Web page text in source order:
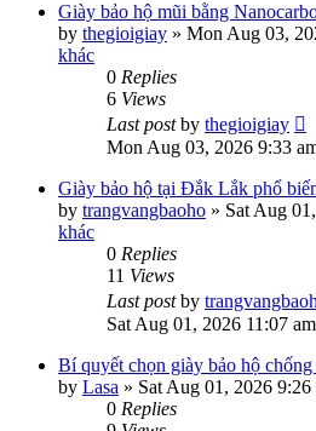
Giày bảo hộ mũi bằng
by thegioigiay » Mon Aug 03,
khác
0 Replies
6 Views
Last postby thegioigiay
Mon Aug 03, 2026 9:33
Giày bảo hộ tại Đắk Lắk phổ
by trangvangbaoho » Sat Aug
khác
0 Replies
11 Views
Last postby
Sat Aug 01, 2026 11:07 am
Bí quyết chọn giày bảo hộ
by Lasa » Sat Aug 01, 2026 9:26
0 Replies